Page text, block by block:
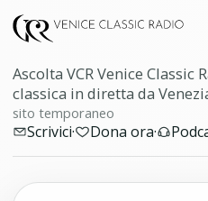
Ascolta VCR Venice Classic
classica in diretta da
sito temporaneo
Scrivici· Dona ora·